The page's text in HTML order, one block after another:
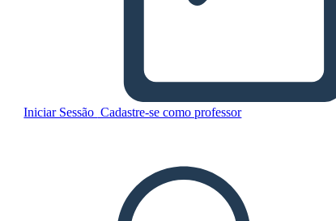
Iniciar Sessão Cadastre-se como professor